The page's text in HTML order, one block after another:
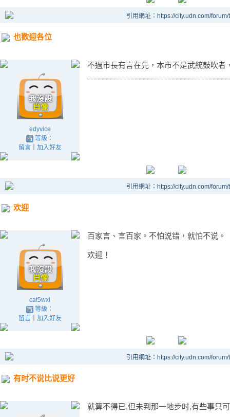
引用網址：https://city.udn.com/
也歡迎各位
edyvice
等級：
留言｜ 加入好友
不過市長有言在先，本市不是武統鼓吹
引用網址：https://city.udn.com/
欢迎
cat5wxl
等級：
留言｜ 加入好友
百家言、言百家。不怕说错，就怕不说。
欢迎！
引用網址：https://city.udn.com/
有时不说比说更好
就算不得已,但未到那一地步时,有些事只